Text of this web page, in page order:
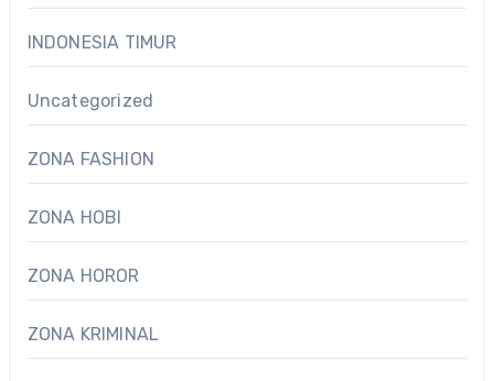
INDONESIA TIMUR
Uncategorized
ZONA FASHION
ZONA HOBI
ZONA HOROR
ZONA KRIMINAL